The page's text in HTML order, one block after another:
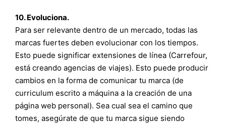
10. Evoluciona.
Para ser relevante dentro de un mercado, todas las
marcas fuertes deben evolucionar con los tiempos.
Esto puede significar extensiones de línea (Carrefour,
está creando agencias de viajes). Esto puede producir
cambios en la forma de comunicar tu marca (de
curriculum escrito a máquina a la creación de una
página web personal). Sea cual sea el camino que
tomes, asegúrate de que tu marca sigue siendo